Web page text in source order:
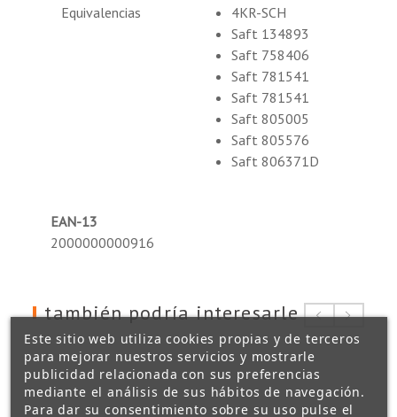
Equivalencias
4KR-SCH
Saft 134893
Saft 758406
Saft 781541
Saft 781541
Saft 805005
Saft 805576
Saft 806371D
EAN-13
2000000000916
también podría interesarle
Este sitio web utiliza cookies propias y de terceros
para mejorar nuestros servicios y mostrarle
publicidad relacionada con sus preferencias
mediante el análisis de sus hábitos de navegación.
Para dar su consentimiento sobre su uso pulse el